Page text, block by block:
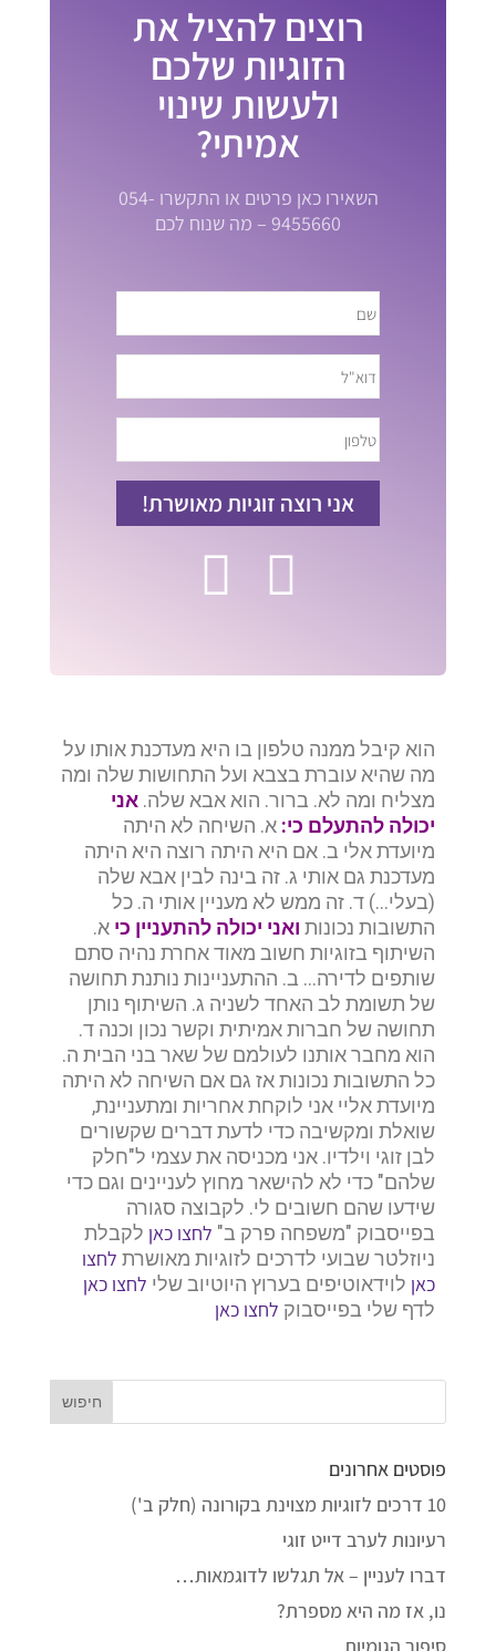
רוצים להציל את
הזוגיות שלכם
ולעשות שינוי
אמיתי?
השאירו כאן פרטים או התקשרו 054-
9455660 – מה שנוח לכם
אני רוצה זוגיות מאושרת!
הוא קיבל ממנה טלפון בו היא מעדכנת אותו על
מה שהיא עוברת בצבא ועל התחושות שלה ומה
מצליח ומה לא. ברור. הוא אבא שלה. אני
יכולה להתעלם כי: א. השיחה לא היתה
מיועדת אלי ב. אם היא היתה רוצה היא היתה
מעדכנת גם אותי ג. זה בינה לבין אבא שלה
(בעלי…) ד. זה ממש לא מעניין אותי ה. כל
התשובות נכונות ואני יכולה להתעניין כי א.
השיתוף בזוגיות חשוב מאוד אחרת נהיה סתם
שותפים לדירה… ב. ההתעניינות נותנת תחושה
של תשומת לב האחד לשניה ג. השיתוף נותן
תחושה של חברות אמיתית וקשר נכון וכנה ד.
הוא מחבר אותנו לעולמם של שאר בני הבית ה.
כל התשובות נכונות אז גם אם השיחה לא היתה
מיועדת אליי אני לוקחת אחריות ומתעניינת,
שואלת ומקשיבה כדי לדעת דברים שקשורים
לבן זוגי וילדיו. אני מכניסה את עצמי ל"חלק
שלהם" כדי לא להישאר מחוץ לעניינים וגם כדי
שידעו שהם חשובים לי. לקבוצה סגורה
בפייסבוק "משפחה פרק ב" לחצו כאן לקבלת
ניוזלטר שבועי לדרכים לזוגיות מאושרת לחצו
כאן לוידאוטיפים בערוץ היוטיוב שלי לחצו כאן
לדף שלי בפייסבוק לחצו כאן
פוסטים אחרונים
10 דרכים לזוגיות מצוינת בקורונה (חלק ב')
רעיונות לערב דייט זוגי
דברו לעניין – אל תגלשו לדוגמאות…
נו, אז מה היא מספרת?